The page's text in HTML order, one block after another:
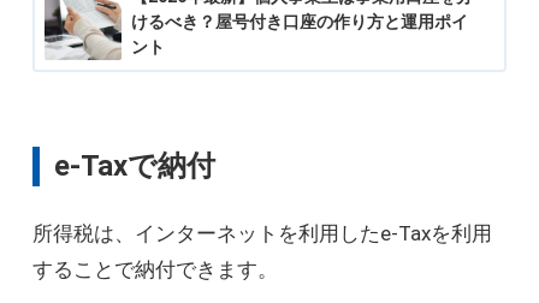
けるべき？屋号付き口座の作り方と運用ポイ
ント
e-Taxで納付
所得税は、インターネットを利用したe-Taxを利用
することで納付できます。